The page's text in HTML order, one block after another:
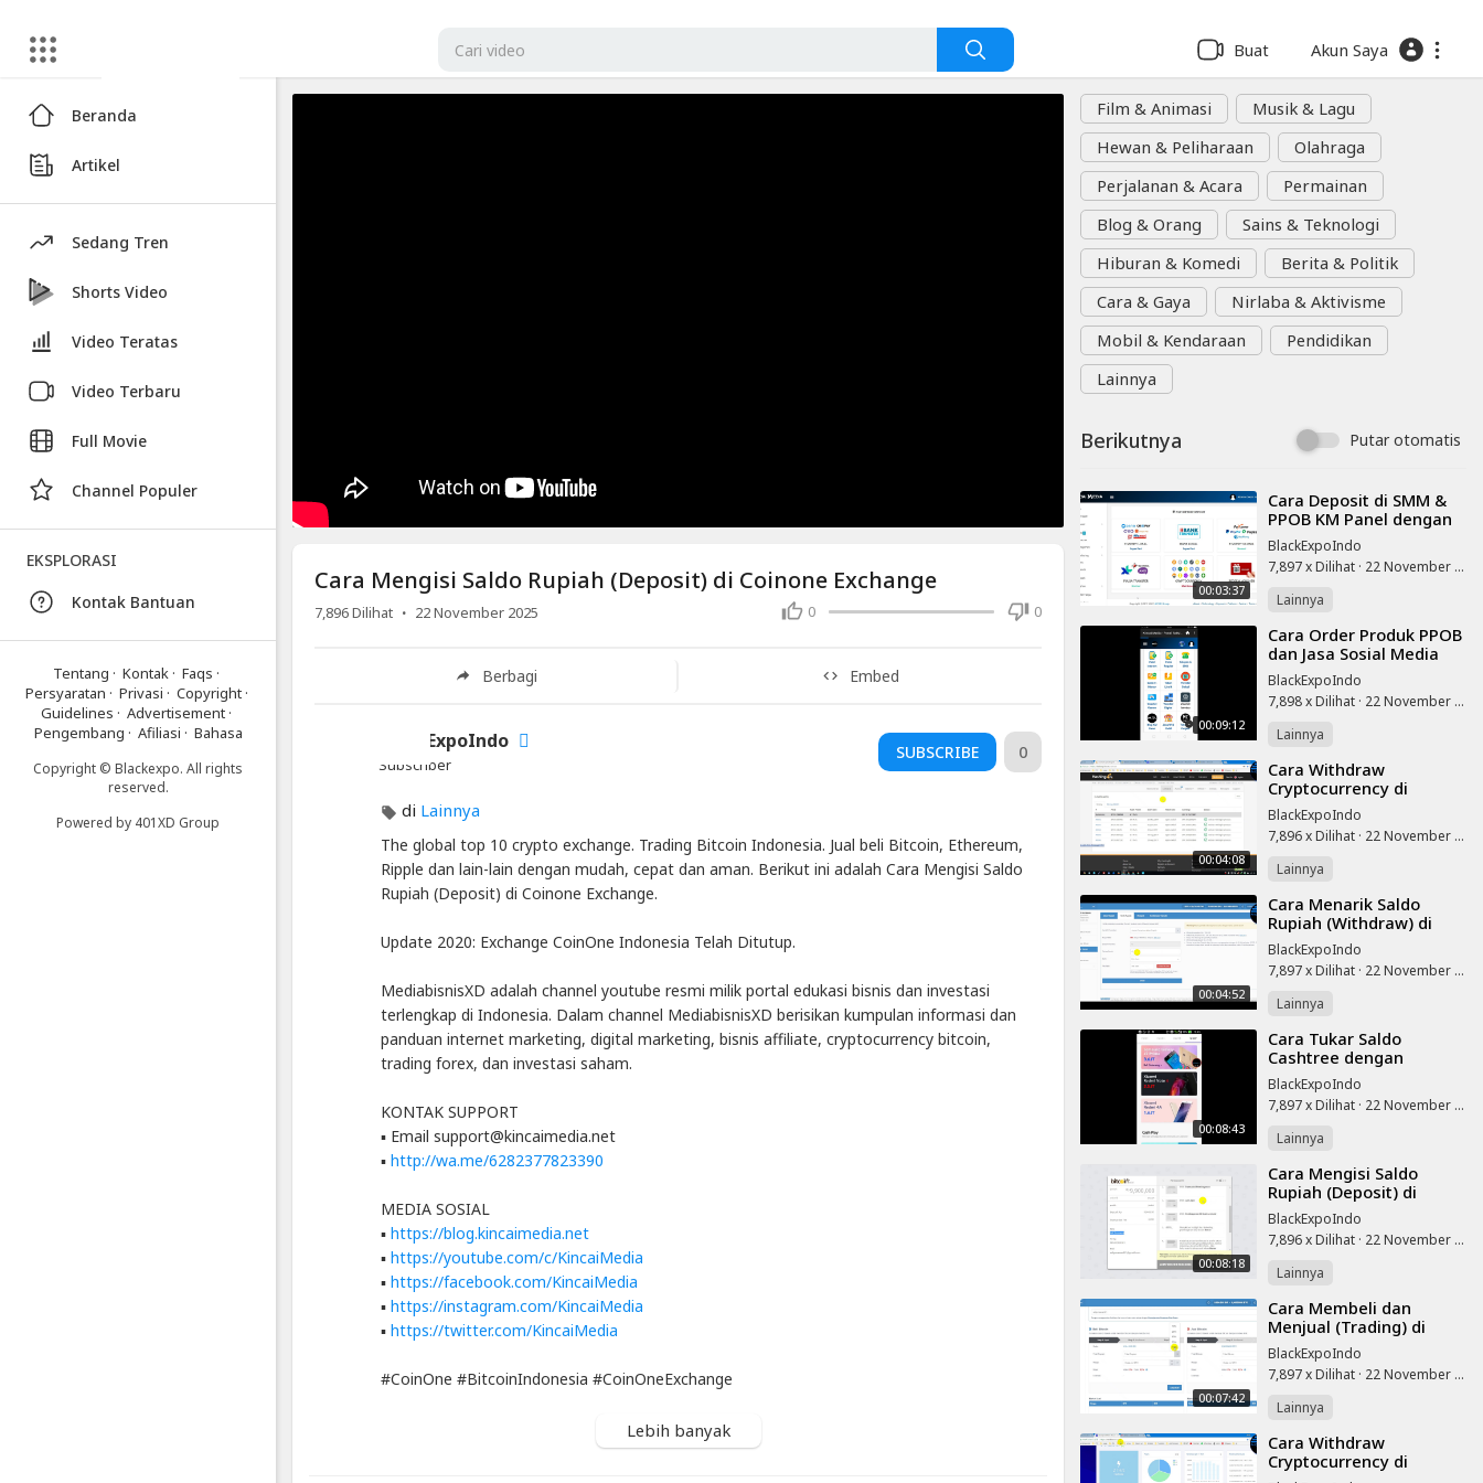
Artikel
Cara
Mengisi
Saldo
Rupiah
(Deposit)
Coinone
Exchange
Video
Cara
Saldo
Coinone
Exchange
Artikel
Terbaru
Blackexpo
Info
lanjut
Mengisi
Buat Akun Saya
Film & Animasi
Musik & Lagu
Hewan & Peliharaan
Olahraga
Perjalanan & Acara
Permainan
Blog & Orang
Sains & Teknologi
Hiburan & Komedi
Berita & Politik
Cara & Gaya
Nirlaba & Aktivisme
Mobil & Kendaraan
Pendidikan
Lainnya
Berikutnya Putar otomatis
00:03:37
⁣Cara Deposit di SMM &
PPOB KM Panel dengan
GoPay
BlackExpoIndo
7,897 x Dilihat · 22 November 2025
Lainnya
00:09:12
⁣Cara Order Produk PPOB
dan Jasa Sosial Media
KM Panel
BlackExpoIndo
7,898 x Dilihat · 22 November 2025
Lainnya
00:04:08
⁣Cara Withdraw
Cryptocurrency di
Hashing24 Cloud Mining
BlackExpoIndo
7,896 x Dilihat · 22 November 2025
Lainnya
00:04:52
⁣Cara Menarik Saldo
Rupiah (Withdraw) di
Indodax Exchange
BlackExpoIndo
7,897 x Dilihat · 22 November 2025
Lainnya
00:08:43
⁣Cara Tukar Saldo
Cashtree dengan
Android Samsung J7
Prime
BlackExpoIndo
7,897 x Dilihat · 22 November 2025
Lainnya
00:08:18
⁣Cara Mengisi Saldo
Rupiah (Deposit) di
Indodax Exchange
BlackExpoIndo
7,896 x Dilihat · 22 November 2025
Lainnya
00:07:42
⁣Cara Membeli dan
Menjual (Trading) di
Indodax Exchange
BlackExpoIndo
7,897 x Dilihat · 22 November 2025
Lainnya
⁣Cara Withdraw
Cryptocurrency di
Cara Mengisi Saldo Rupiah (Deposit) di Coinone Exchange
0 0
7,896Dilihat · 22 November 2025
Berbagi Embed
BlackExpoIndo
Subscriber
SUBSCRIBE 0
di Lainnya
The global top 10 crypto exchange. Trading Bitcoin Indonesia. Jual beli Bitcoin, Ethereum,
Ripple dan lain-lain dengan mudah, cepat dan aman. Berikut ini adalah Cara Mengisi Saldo
Rupiah (Deposit) di Coinone Exchange.
Update 2020: Exchange CoinOne Indonesia Telah Ditutup.
MediabisnisXD adalah channel youtube resmi milik portal edukasi bisnis dan investasi
terlengkap di Indonesia. Dalam channel MediabisnisXD berisikan kumpulan informasi dan
panduan internet marketing, digital marketing, bisnis affiliate, cryptocurrency bitcoin,
trading forex, dan investasi saham.
KONTAK SUPPORT
▪ Email support@kincaimedia.net
▪ http://wa.me/6282377823390
MEDIA SOSIAL
▪ https://blog.kincaimedia.net
▪ https://youtube.com/c/KincaiMedia
▪ https://facebook.com/KincaiMedia
▪ https://instagram.com/KincaiMedia
▪ https://twitter.com/KincaiMedia
#CoinOne #BitcoinIndonesia #CoinOneExchange
Lebih banyak
Beranda
Artikel
Sedang Tren
Shorts Video
Video Teratas
Video Terbaru
Full Movie
Channel Populer
EKSPLORASI
Kontak Bantuan
Tentang · Kontak · Faqs ·
Persyaratan · Privasi · Copyright·
Guidelines · Advertisement ·
Pengembang · Afiliasi · Bahasa
Copyright © Blackexpo. All rights
reserved.
Powered by 401XD Group